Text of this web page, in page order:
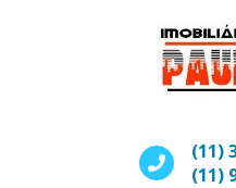
(11)
(11)